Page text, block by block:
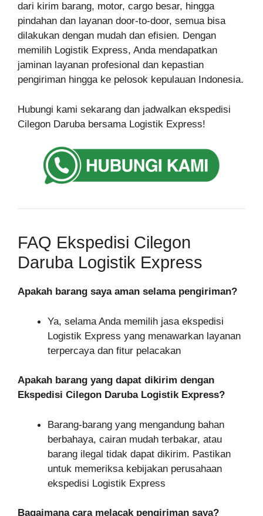
dari kirim barang, motor, cargo besar, hingga
pindahan dan layanan door-to-door, semua bisa
dilakukan dengan mudah dan efisien. Dengan
memilih Logistik Express, Anda mendapatkan
jaminan layanan profesional dan kepastian
pengiriman hingga ke pelosok kepulauan Indonesia.
Hubungi kami sekarang dan jadwalkan ekspedisi
Cilegon Daruba bersama Logistik Express!
FAQ Ekspedisi Cilegon
Daruba Logistik Express
Apakah barang saya aman selama pengiriman?
Ya, selama Anda memilih jasa ekspedisi
Logistik Express yang menawarkan layanan
terpercaya dan fitur pelacakan
Apakah barang yang dapat dikirim dengan
Ekspedisi Cilegon Daruba Logistik Express?
Barang-barang yang mengandung bahan
berbahaya, cairan mudah terbakar, atau
barang ilegal tidak dapat dikirim. Pastikan
untuk memeriksa kebijakan perusahaan
ekspedisi Logistik Express
Bagaimana cara melacak pengiriman saya?